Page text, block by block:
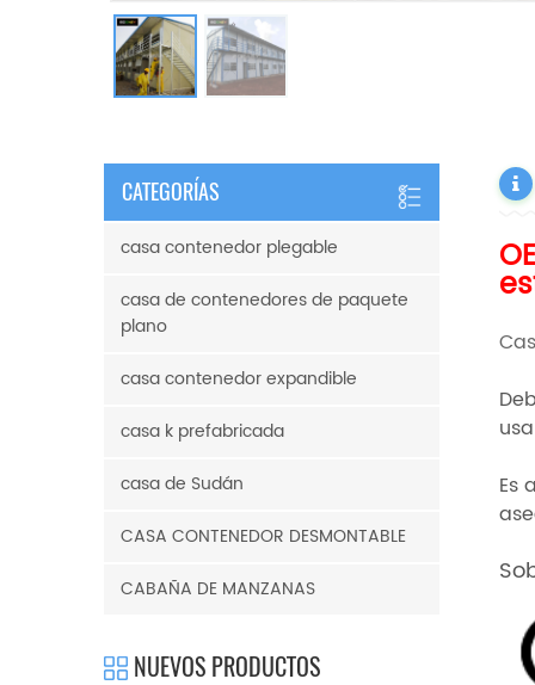
Es
CATEGORÍAS
casa contenedor plegable
casa de contenedores de paquete
plano
casa contenedor expandible
casa k prefabricada
casa de Sudán
CASA CONTENEDOR DESMONTABLE
CABAÑA DE MANZANAS
NUEVOS PRODUCTOS